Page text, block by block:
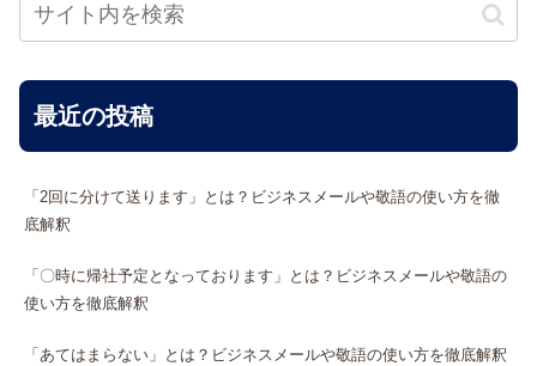
最近の投稿
「2回に分けて送ります」とは？ビジネスメールや敬語の使い方を徹
底解釈
「〇時に帰社予定となっております」とは？ビジネスメールや敬語の
使い方を徹底解釈
「あてはまらない」とは？ビジネスメールや敬語の使い方を徹底解釈